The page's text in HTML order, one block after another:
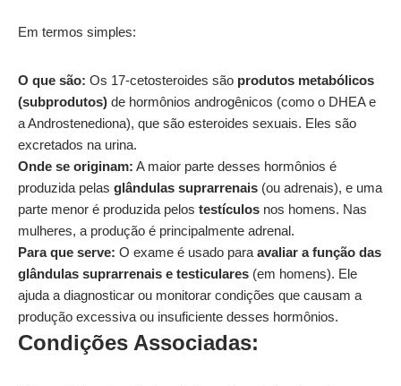
Em termos simples:
O que são: Os 17-cetosteroides são produtos metabólicos
(subprodutos) de hormônios androgênicos (como o DHEA e
a Androstenediona), que são esteroides sexuais. Eles são
excretados na urina.
Onde se originam: A maior parte desses hormônios é
produzida pelas glândulas suprarrenais (ou adrenais), e uma
parte menor é produzida pelos testículos nos homens. Nas
mulheres, a produção é principalmente adrenal.
Para que serve: O exame é usado para avaliar a função das
glândulas suprarrenais e testiculares (em homens). Ele
ajuda a diagnosticar ou monitorar condições que causam a
produção excessiva ou insuficiente desses hormônios.
Condições Associadas: